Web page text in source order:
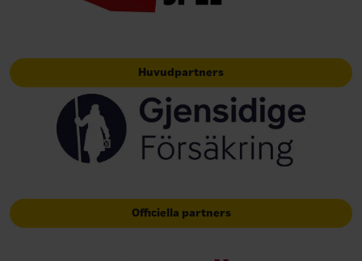
Huvudpartners
Officiella partners